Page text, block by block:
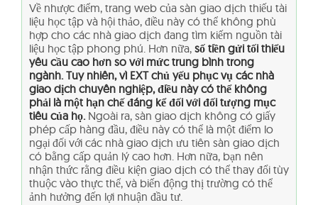
Về nhược điểm, trang web của sàn giao dịch thiếu tài
liệu học tập và hội thảo, điều này có thể không phù
hợp cho các nhà giao dịch đang tìm kiếm nguồn tài
liệu học tập phong phú. Hơn nữa, số tiền gửi tối thiểu
yêu cầu cao hơn so với mức trung bình trong
ngành. Tuy nhiên, vì EXT chủ yếu phục vụ các nhà
giao dịch chuyên nghiệp, điều này có thể không
phải là một hạn chế đáng kể đối với đối tượng mục
tiêu của họ. Ngoài ra, sàn giao dịch không có giấy
phép cấp hàng đầu, điều này có thể là một điểm lo
ngại đối với các nhà giao dịch ưu tiên sàn giao dịch
có bằng cấp quản lý cao hơn. Hơn nữa, bạn nên
nhận thức rằng điều kiện giao dịch có thể thay đổi tùy
thuộc vào thực thể, và biến động thị trường có thể
ảnh hưởng đến lợi nhuận đầu tư.